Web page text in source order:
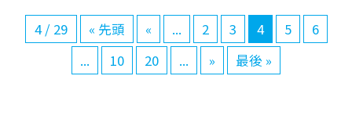
4 / 29 « 先頭 « ... 2 3 4 5
6
...
10 20 ... » 最後 »